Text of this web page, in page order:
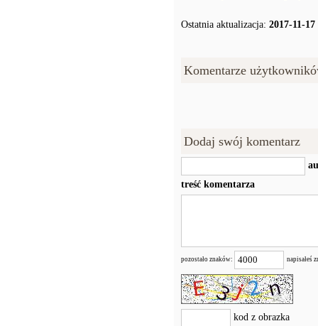
Ostatnia aktualizacja: 2017-11-17
Komentarze
Dodaj swój komentarz
treść komentarza
pozostało znaków: napisałeś
kod z obrazka